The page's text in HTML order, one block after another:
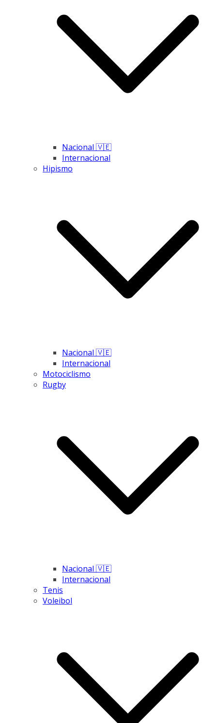
Nacional 🇻🇪
Internacional
Hipismo
Nacional 🇻🇪
Internacional
Motociclismo
Rugby
Nacional 🇻🇪
Internacional
Tenis
Voleibol